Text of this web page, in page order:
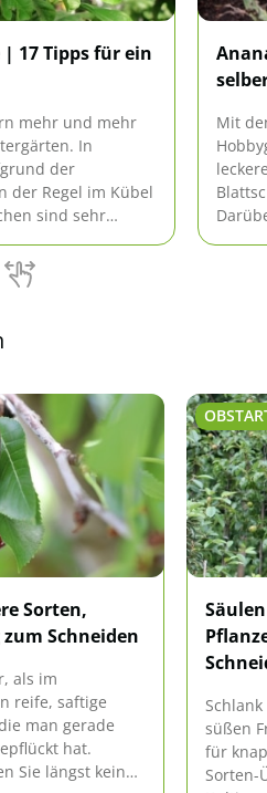
17 Tipps für ein
mehr und mehr
In
der
der Regel im Kübel
sind sehr
geerntet
Mit
Sorten,
Schneiden
als im
reife, saftige
man gerade
hat.
Sie längst keinen
süßen
für
Sorten-